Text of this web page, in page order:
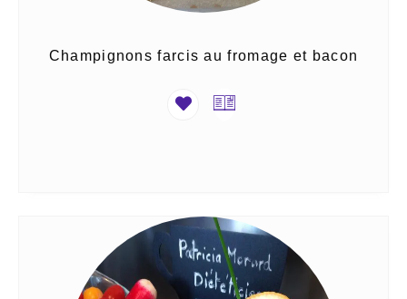
Champignons farcis au fromage et bacon